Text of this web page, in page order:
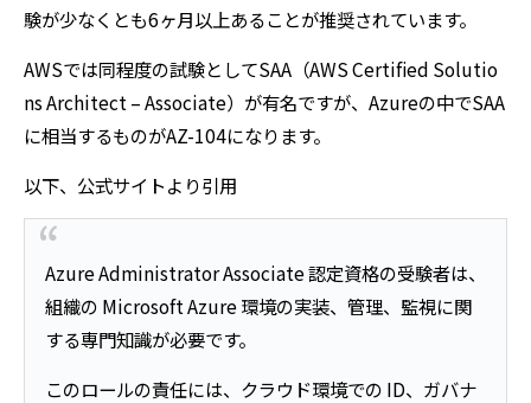
験が少なくとも6ヶ月以上あることが推奨されています。
AWSでは同程度の試験としてSAA（AWS Certified Solutio
ns Architect – Associate）が有名ですが、Azureの中でSAA
に相当するものがAZ-104になります。
以下、公式サイトより引用
Azure Administrator Associate 認定資格の受験者は、
組織の Microsoft Azure 環境の実装、管理、監視に関
する専門知識が必要です。
このロールの責任には、クラウド環境での ID、ガバナ